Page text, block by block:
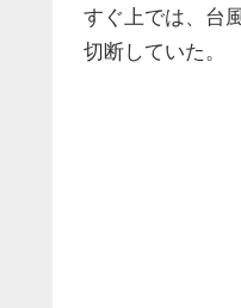
すぐ上では、台
切断していた。